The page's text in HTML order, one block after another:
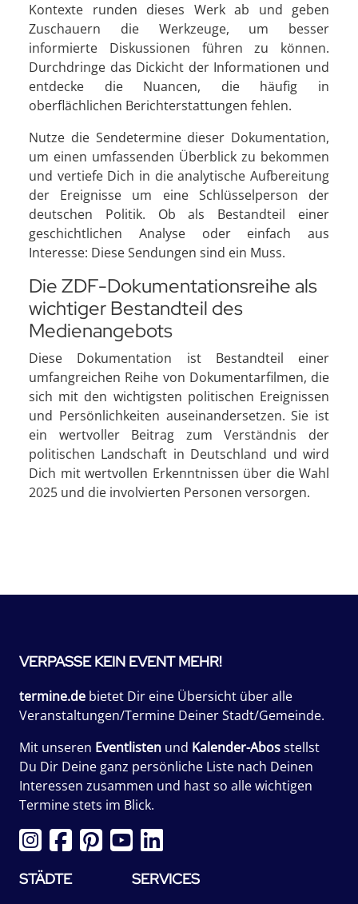
Kontexte runden dieses Werk ab und geben
Zuschauern die Werkzeuge, um besser
informierte Diskussionen führen zu können.
Durchdringe das Dickicht der Informationen und
entdecke die Nuancen, die häufig in
oberflächlichen Berichterstattungen fehlen.
Nutze die Sendetermine dieser Dokumentation,
um einen umfassenden Überblick zu bekommen
und vertiefe Dich in die analytische Aufbereitung
der Ereignisse um eine Schlüsselperson der
deutschen Politik. Ob als Bestandteil einer
geschichtlichen Analyse oder einfach aus
Interesse: Diese Sendungen sind ein Muss.
Die ZDF-Dokumentationsreihe als
wichtiger Bestandteil des
Medienangebots
Diese Dokumentation ist Bestandteil einer
umfangreichen Reihe von Dokumentarfilmen, die
sich mit den wichtigsten politischen Ereignissen
und Persönlichkeiten auseinandersetzen. Sie ist
ein wertvoller Beitrag zum Verständnis der
politischen Landschaft in Deutschland und wird
Dich mit wertvollen Erkenntnissen über die Wahl
2025 und die involvierten Personen versorgen.
VERPASSE KEIN EVENT MEHR!
termine.de bietet Dir eine Übersicht über alle
Veranstaltungen/Termine Deiner Stadt/Gemeinde.
Mit unseren Eventlisten und Kalender-Abosstellst
Du Dir Deine ganz persönliche Liste nach Deinen
Interessen zusammen und hast so alle wichtigen
Termine stets im Blick.
STÄDTE SERVICES